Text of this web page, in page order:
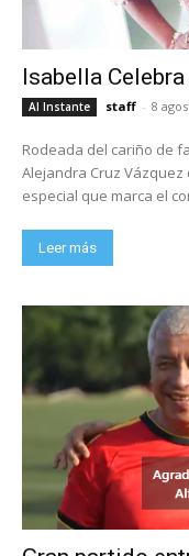
Isabella
Al Instante staff - 8
Rodeada del cariño de
Alejandra Cruz
especial que marca el
Leer más